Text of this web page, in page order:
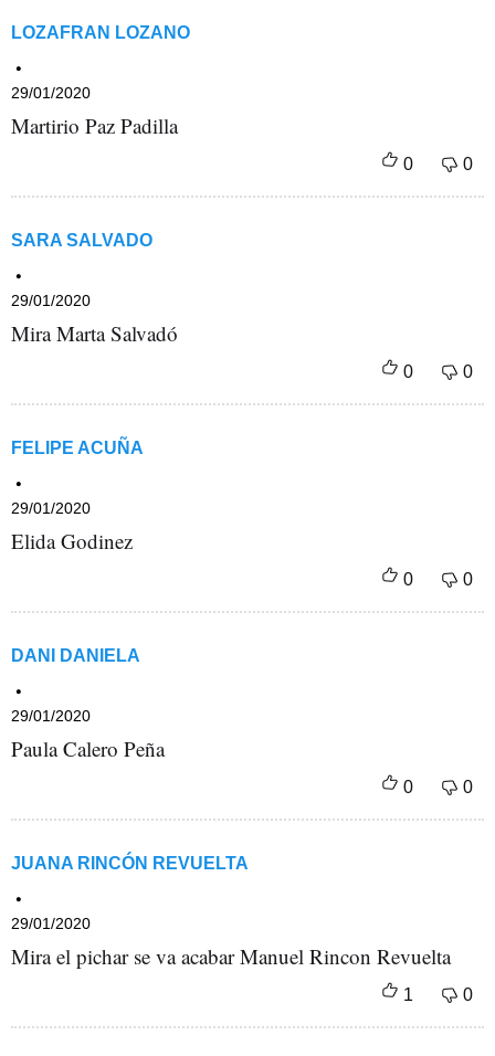
LOZAFRAN LOZANO
29/01/2020
Martirio Paz Padilla
SARA SALVADO
29/01/2020
Mira Marta Salvadó
FELIPE ACUÑA
29/01/2020
Elida Godinez
DANI DANIELA
29/01/2020
Paula Calero Peña
JUANA RINCÓN REVUELTA
29/01/2020
Mira el pichar se va acabar Manuel Rincon Revuelta